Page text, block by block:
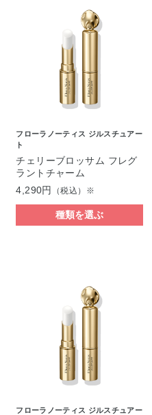
フローラノーティス ジルスチュアー
ト
チェリーブロッサム フレグ
ラントチャーム
4,290円
（税込）※
種類を選ぶ
フローラノーティス ジルスチュアー